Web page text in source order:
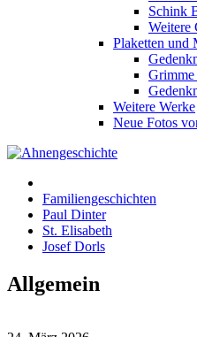
Schink
Weitere
Plaketten und
Grimme
Weitere Werke
Neue Fotos
Familiengeschichten
Paul Dinter
St. Elisabeth
Josef Dorls
Allgemein